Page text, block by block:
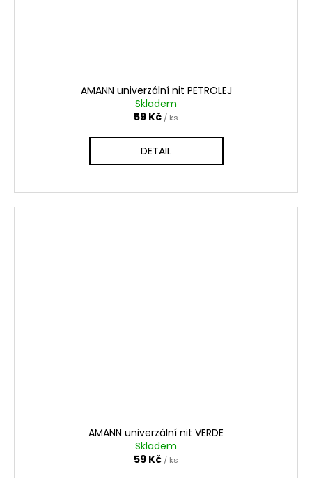
AMANN univerzální nit PETROLEJ
Skladem
59 Kč / ks
DETAIL
AMANN univerzální nit VERDE
Skladem
59 Kč / ks